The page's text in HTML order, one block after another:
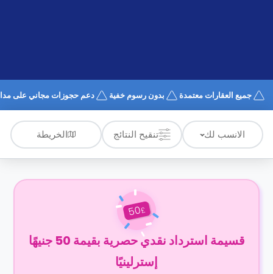
كيف
تعمل؟
الأسئلة
الشائعة
جميع العقارات معتمدة بدون رسوم خفية دعم حجوزات مجاني على مدار
الانسب لك تنقيح النتائج الخريطة
£
50
قسيمة استرداد نقدي حصرية بقيمة 50 جنيهًا
إسترلينيًا